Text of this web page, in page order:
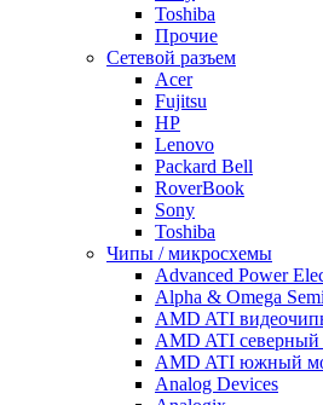
Toshiba
Прочие
Сетевой разъем
Acer
Fujitsu
HP
Lenovo
Packard Bell
RoverBook
Sony
Toshiba
Чипы / микросхемы
Advanced Power
Alpha & Omega
AMD ATI
AMD ATI северный
AMD ATI южный
Analog Devices